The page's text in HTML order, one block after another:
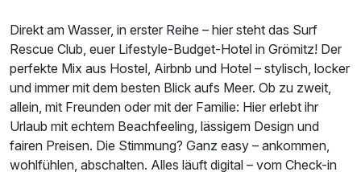
Ausstattung
Zusatznächte
Für 3 Tage p.P. ab132,00 €
Direkt am Wasser, in erster Reihe – hier steht das Surf
Rescue Club, euer Lifestyle-Budget-Hotel in Grömitz! Der
perfekte Mix aus Hostel, Airbnb und Hotel – stylisch, locker
und immer mit dem besten Blick aufs Meer. Ob zu zweit,
allein, mit Freunden oder mit der Familie: Hier erlebt ihr
Urlaub mit echtem Beachfeeling, lässigem Design und
fairen Preisen. Die Stimmung? Ganz easy – ankommen,
wohlfühlen, abschalten. Alles läuft digital – vom Check-in